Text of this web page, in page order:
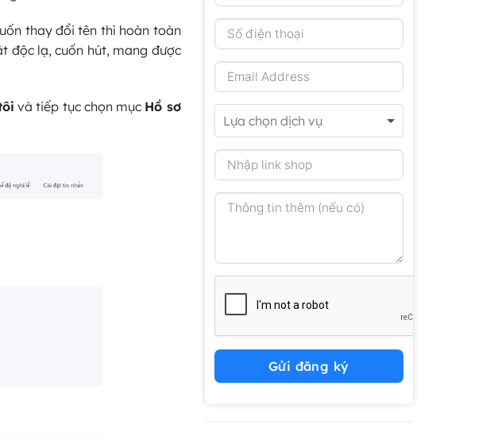
thay đổi tên thì hoàn toàn
độc lạ, cuốn hút, mang được
và tiếp tục chọn mục Hồ sơ
Gửi đăng ký